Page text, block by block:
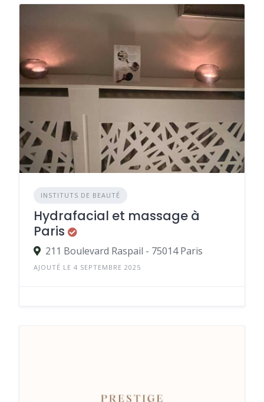
INSTITUTS DE BEAUTÉ
Hydrafacial et massage à
Paris
211 Boulevard Raspail - 75014 Paris
AJOUTÉ LE 4 SEPTEMBRE 2025